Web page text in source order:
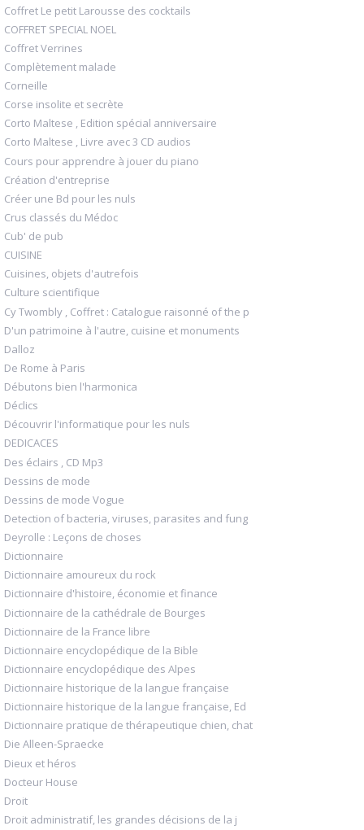
Coffret Le petit Larousse des cocktails
COFFRET SPECIAL NOEL
Coffret Verrines
Complètement malade
Corneille
Corse insolite et secrète
Corto Maltese , Edition spécial anniversaire
Corto Maltese , Livre avec 3 CD audios
Cours pour apprendre à jouer du piano
Création d'entreprise
Créer une Bd pour les nuls
Crus classés du Médoc
Cub' de pub
CUISINE
Cuisines, objets d'autrefois
Culture scientifique
Cy Twombly , Coffret : Catalogue raisonné of the p
D'un patrimoine à l'autre, cuisine et monuments
Dalloz
De Rome à Paris
Débutons bien l'harmonica
Déclics
Découvrir l'informatique pour les nuls
DEDICACES
Des éclairs , CD Mp3
Dessins de mode
Dessins de mode Vogue
Detection of bacteria, viruses, parasites and fung
Deyrolle : Leçons de choses
Dictionnaire
Dictionnaire amoureux du rock
Dictionnaire d'histoire, économie et finance
Dictionnaire de la cathédrale de Bourges
Dictionnaire de la France libre
Dictionnaire encyclopédique de la Bible
Dictionnaire encyclopédique des Alpes
Dictionnaire historique de la langue française
Dictionnaire historique de la langue française, Ed
Dictionnaire pratique de thérapeutique chien, chat
Die Alleen-Spraecke
Dieux et héros
Docteur House
Droit
Droit administratif, les grandes décisions de la j